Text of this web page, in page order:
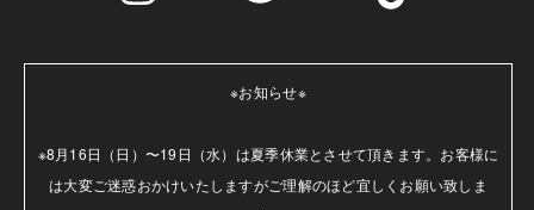
※お知らせ※
※8月16日（日）〜19日（水）は夏季休業とさせて頂きます。お客様に
は大変ご迷惑おかけいたしますがご理解のほど宜しくお願い致しま